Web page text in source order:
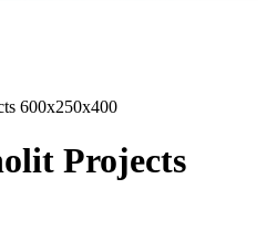
600х250х400
Projects